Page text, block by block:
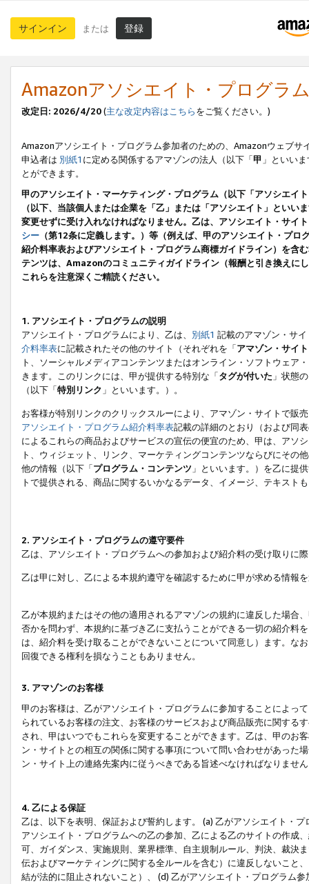
サインイン または 登録
Amazonアソシエイト・プログラ
改定日: 2026/4/20(主な改定内容はこちらをご覧ください。)
Amazonアソシエイト・プログラム参加者のための、Amazonウェブサ
申込者は 別紙1 に定める関係するアマゾンの法人（以下「甲 」といい
とができます。
甲のアソシエイト・マーケティング・プログラム（以下「アソシエイ
（以下、当該個人または企業を「乙」または「アソシエイト」とい
変更せずに受け入れなければなりません。乙は、アソシエイト・サイ
シー （第12条に定義します。）等（例えば、甲のアソシエイト・プ
紹介料率表およびアソシエイト・プログラム商標ガイドライン）を
テンツは、Amazonのコミュニティガイドライン（報酬と引き換えに
これらを注意深くご精読ください。
1. アソシエイト・プログラムの説明
アソシエイト・プログラムにより、乙は、 別紙1 記載のアマゾン・サ
介料率表に記載されたその他のサイト（それぞれを「アマゾン・サイト
ト、ソーシャルメディアコンテンツまたはオンライン・ソフトウェア
きます。このリンクには、甲が提供する特別な「タグが付いた 」状態
（以下「特別リンク 」といいます。）。
お客様が特別リンクのクリックスルーにより、アマゾン・サイトで販
アソシエイト・プログラム紹介料率表記載の詳細のとおり（および同
によるこれらの商品およびサービスの宣伝の便宜のため、甲は、アソ
ト、ウィジェット、リンク、マーケティングコンテンツならびにその
他の情報（以下「プログラム・コンテンツ 」といいます。）を乙に提
トで提供される、商品に関するいかなるデータ、イメージ、テキス
2. アソシエイト・プログラムの遵守要件
乙は、アソシエイト・プログラムへの参加および紹介料の受け取りに
乙は甲に対し、乙による本規約遵守を確認するために甲が求める情報
乙が本規約またはその他の適用されるアマゾンの規約に違反した場合
否かを問わず、本規約に基づき乙に支払うことができる一切の紹介料
は、紹介料を受け取ることができないことについて同意し）ます。な
回復できる権利を損なうこともありません。
3. アマゾンのお客様
甲のお客様は、乙がアソシエイト・プログラムに参加することによっ
られているお客様の注文、お客様のサービスおよび商品販売に関する
され、甲はいつでもこれらを変更することができます。乙は、甲のお
ン・サイトとの相互の関係に関する事項について問い合わせがあった
ン・サイト上の連絡先案内に従うべきである旨述べなければなりませ
4. 乙による保証
乙は、以下を表明、保証および誓約します。 (a) 乙がアソシエイト・
アソシエイト・プログラムへの乙の参加、乙による乙のサイトの作成
可、ガイダンス、実施規則、業界標準、自主規制ルール、判決、裁決
伝およびマーケティングに関する全ルールを含む）に違反しないこと
結が法的に阻止されないこと）、 (d) 乙がアソシエイト・プログラム